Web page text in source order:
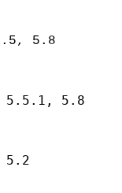
5.8
5.5.1, 5.8
5.2